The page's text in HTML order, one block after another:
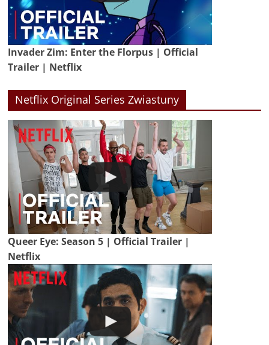
Invader Zim: Enter the Florpus | Official
Trailer | Netflix
Netflix Original Series Zwiastuny
Queer Eye: Season 5 | Official Trailer |
Netflix